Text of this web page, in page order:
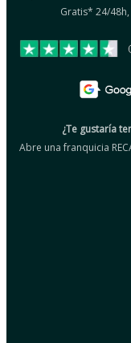
Gratis* 24/
¿Te gustaría
Abre una franquicia